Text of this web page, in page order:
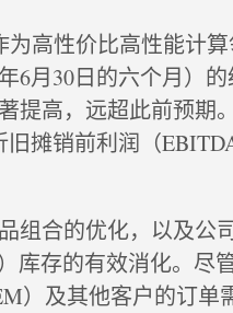
高性价比高性能计算
6月30日的六个月）的
提高，远超此前预期
摊销前利润（EBITDA
组合的优化，以及公
库存的有效消化。尽
）及其他客户的订单